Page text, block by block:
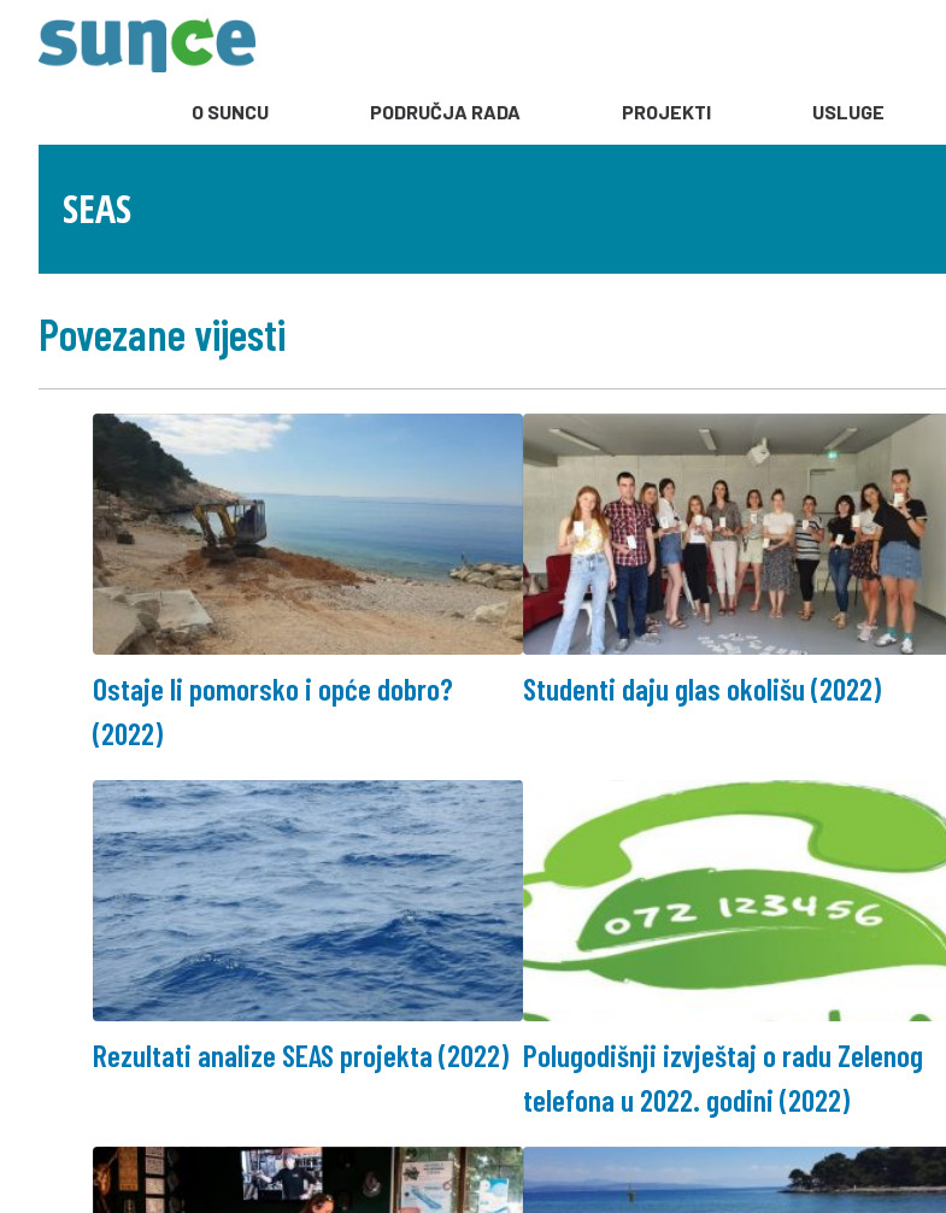
O SUNCU PODRUČJA RADA PROJEKTI USLUGE
SEAS
Povezane vijesti
Ostaje li pomorsko i opće dobro?
(2022)
Studenti daju glas okolišu (2022)
Rezultati analize SEAS projekta (2022) Polugodišnji izvještaj o radu Zelenog
telefona u 2022. godini (2022)